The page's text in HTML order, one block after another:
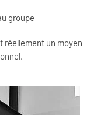
groupe
réellement un moyen